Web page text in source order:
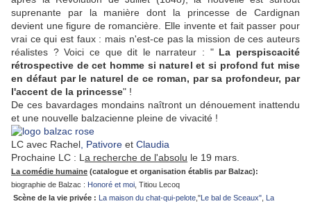
suprenante par la manière dont la princesse de Cardignan
devient une figure de romancière. Elle invente et fait passer pour
vrai ce qui est faux : mais n'est-ce pas la mission de ces auteurs
réalistes ? Voici ce que dit le narrateur : " La perspiscacité
rétrospective de cet homme si naturel et si profond fut mise
en défaut par le naturel de ce roman, par sa profondeur, par
l'accent de la princesse" !
De ces bavardages mondains naîtront un dénouement inattendu
et une nouvelle balzacienne pleine de vivacité !
LC avec Rachel , Pativore et Claudia
Prochaine LC : L a recherche de l'absolu le 19 mars.
La comédie humaine (catalogue et organisation établis par Balzac):
biographie de Balzac : Honoré et moi , Titiou Lecoq
Scène de la vie privée : La maison du chat-qui-pelote ,"Le bal de Sceaux" La